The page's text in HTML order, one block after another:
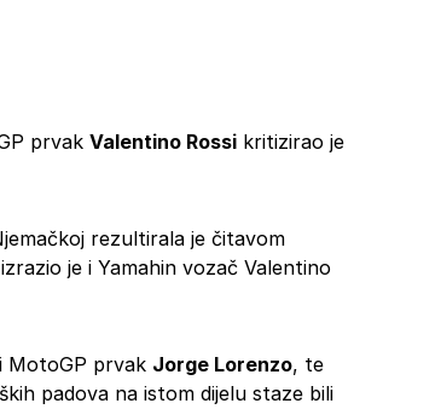
prvak Valentino Rossi kritizirao je
rezultirala je čitavom
je i Yamahin vozač Valentino
MotoGP prvak Jorge Lorenzo, te
padova na istom dijelu staze bili